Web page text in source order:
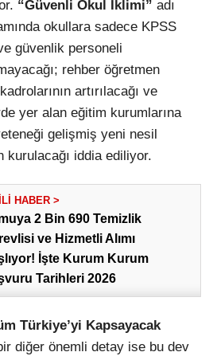
“Güvenli Okul İklimi” adı
okullara sadece KPSS
güvenlik personeli
rehber öğretmen
artırılacağı ve
yer alan eğitim kurumlarına
gelişmiş yeni nesil
kurulacağı iddia ediliyor.
2 Bin 690 Temizlik
ve Hizmetli Alımı
İşte Kurum Kurum
Tarihleri 2026
Türkiye’yi Kapsayacak
diğer önemli detay ise bu dev